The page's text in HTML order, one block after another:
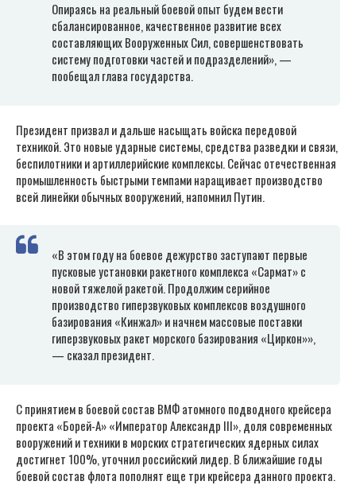
Опираясь на реальный боевой опыт будем вести
сбалансированное, качественное развитие всех
составляющих Вооруженных Сил, совершенствовать
систему подготовки частей и подразделений», —
пообещал глава государства.
Президент призвал и дальше насыщать войска передовой
техникой. Это новые ударные системы, средства разведки и связи,
беспилотники и артиллерийские комплексы. Сейчас отечественная
промышленность быстрыми темпами наращивает производство
всей линейки обычных вооружений, напомнил Путин.
«В этом году на боевое дежурство заступают первые
пусковые установки ракетного комплекса «Сармат» с
новой тяжелой ракетой. Продолжим серийное
производство гиперзвуковых комплексов воздушного
базирования «Кинжал» и начнем массовые поставки
гиперзвуковых ракет морского базирования «Циркон»»,
— сказал президент.
С принятием в боевой состав ВМФ атомного подводного крейсера
проекта «Борей-А» «Император Александр III», доля современных
вооружений и техники в морских стратегических ядерных силах
достигнет 100%, уточнил российский лидер. В ближайшие годы
боевой состав флота пополнят еще три крейсера данного проекта.